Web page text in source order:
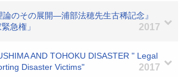
のその展開―浦部法穂先生古稀記念』
急権」
2017
AND TOHOKU DISASTER " Legal
Disaster Victims"
2017